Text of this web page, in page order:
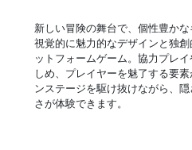
新しい冒険の舞台で、個性豊かな
視覚的に魅力的なデザインと独
ットフォームゲーム。協力プレ
しめ、プレイヤーを魅了する要
ンステージを駆け抜けながら、
さが体験できます。